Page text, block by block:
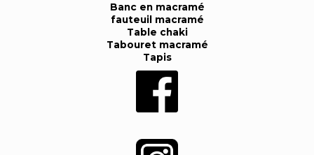
Banc en macramé
fauteuil macramé
Table chaki
Tabouret macramé
Tapis